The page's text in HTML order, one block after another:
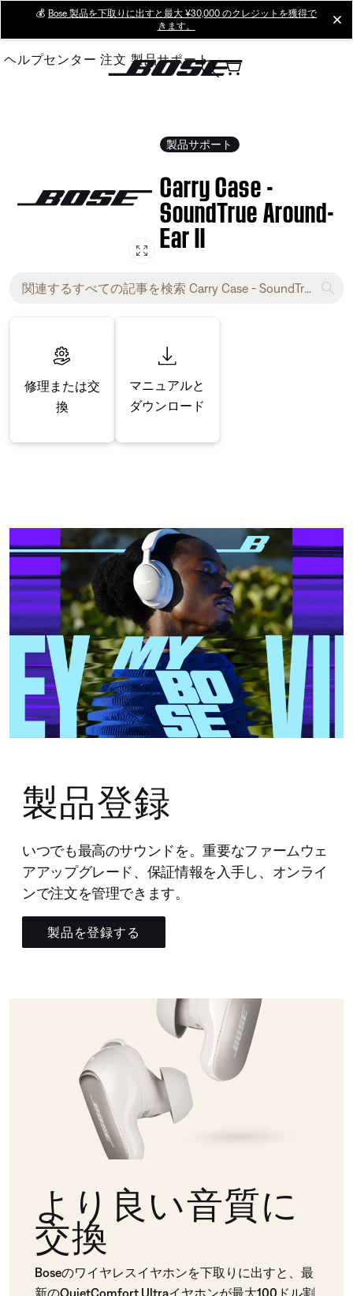
Main
💰 Bose 製品を下取りに出すと最大 ¥30,000 のクレジットを獲得で
きます。
ヘルプセンター 注文 製品サポート
製品サポート
Carry Case -
SoundTrue Around-
Ear II
修理または交
換
マニュアルと
ダウンロード
製品登録
いつでも最高のサウンドを。重要なファームウェ
アアップグレード、保証情報を入手し、オンライ
ンで注文を管理できます。
製品を登録する
より良い音質に
交換
Boseのワイヤレスイヤホンを下取りに出すと、最
新のQuietComfort Ultraイヤホンが最大100ドル割